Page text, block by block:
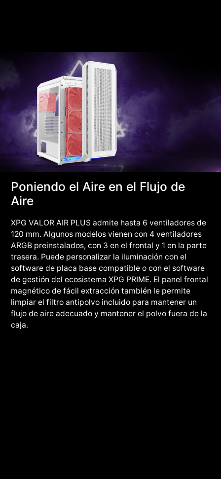
Poniendo el Aire en el Flujo de
Aire
XPG VALOR AIR PLUS admite hasta 6 ventiladores de
120 mm. Algunos modelos vienen con 4 ventiladores
ARGB preinstalados, con 3 en el frontal y 1 en la parte
trasera. Puede personalizar la iluminación con el
software de placa base compatible o con el software
de gestión del ecosistema XPG PRIME. El panel frontal
magnético de fácil extracción también le permite
limpiar el filtro antipolvo incluido para mantener un
flujo de aire adecuado y mantener el polvo fuera de la
caja.